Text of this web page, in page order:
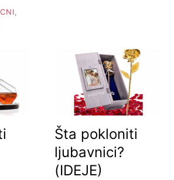
,
Šta pokloniti
ljubavnici?
(IDEJE)